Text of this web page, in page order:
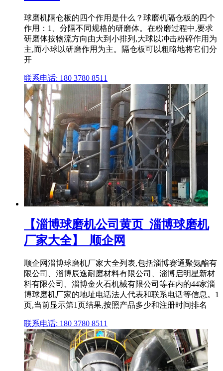
球磨机隔仓板的四个作用是什么？球磨机隔仓板的四个
作用：1、分隔不同规格的研磨体。在粉磨过程中,要求
研磨体按物流方向由大到小排列,大球以冲击粉碎作用为
主,而小球以研磨作用为主。隔仓板可以粗略地将它们分
开
联系电话: 180 3780 8511
【淄博球磨机公司黄页_淄博球磨机
厂家大全】_顺企网
顺企网淄博球磨机厂家大全列表,包括淄博赛通聚氨酯有
限公司、淄博辰逸耐磨材料有限公司、淄博启明星新材
料有限公司、淄博金火石机械有限公司等在内的44家淄
博球磨机厂家的地址电话法人代表和联系电话等信息。1
页,当前显示第1页结果,按照产品多少和注册时间排名
联系电话: 180 3780 8511